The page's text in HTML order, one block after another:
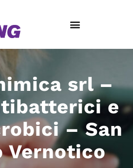
srl –
e
– San
Vernotico